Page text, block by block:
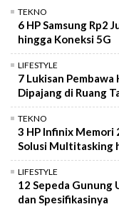
TEKNO
6 HP Samsung Rp2
hingga Koneksi 5G
LIFESTYLE
7 Lukisan
Dipajang di Ruang
TEKNO
3 HP Infinix Memori
Solusi Multitasking
LIFESTYLE
12 Sepeda
dan Spesifikasinya